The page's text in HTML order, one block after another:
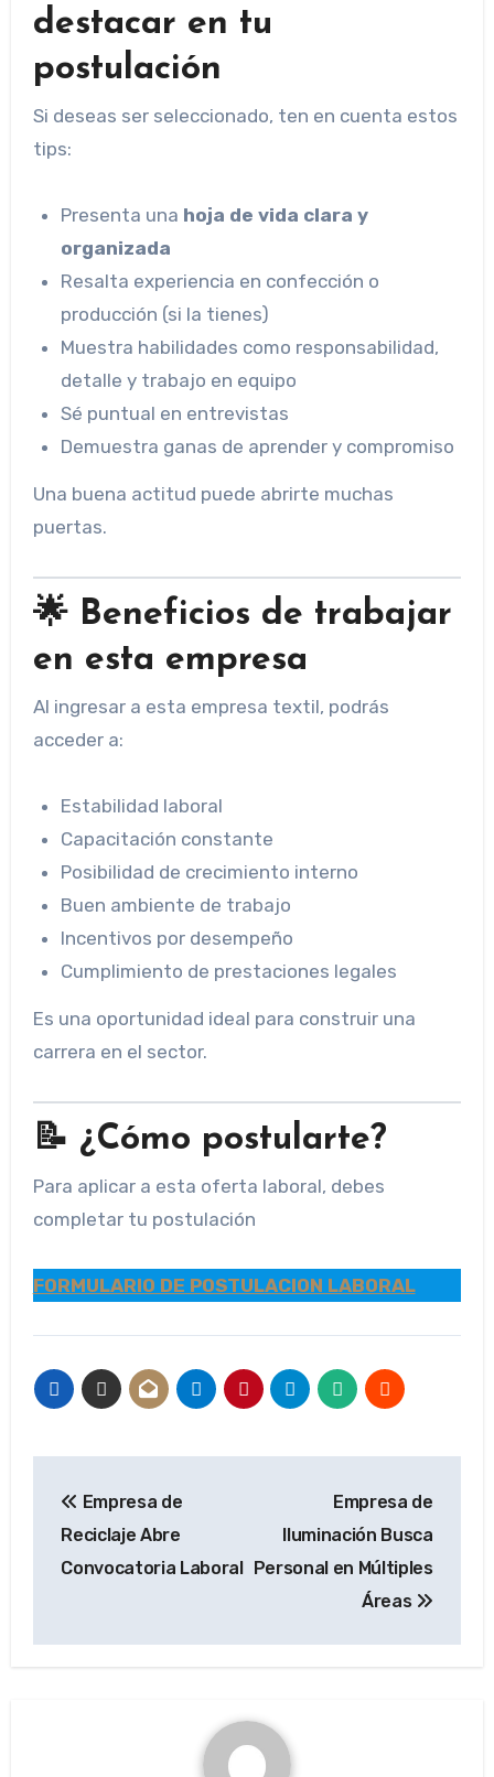
destacar en tu
postulación
Si deseas ser seleccionado, ten en cuenta estos
tips:
Presenta una hoja de vida clara y
organizada
Resalta experiencia en confección o
producción (si la tienes)
Muestra habilidades como responsabilidad,
detalle y trabajo en equipo
Sé puntual en entrevistas
Demuestra ganas de aprender y compromiso
Una buena actitud puede abrirte muchas
puertas.
🌟 Beneficios de trabajar
en esta empresa
Al ingresar a esta empresa textil, podrás
acceder a:
Estabilidad laboral
Capacitación constante
Posibilidad de crecimiento interno
Buen ambiente de trabajo
Incentivos por desempeño
Cumplimiento de prestaciones legales
Es una oportunidad ideal para construir una
carrera en el sector.
📝 ¿Cómo postularte?
Para aplicar a esta oferta laboral, debes
completar tu postulación
FORMULARIO DE POSTULACION LABORAL
de
entradas
Empresa de
Reciclaje Abre
Convocatoria Laboral
Empresa de
Iluminación Busca
Personal en Múltiples
Áreas